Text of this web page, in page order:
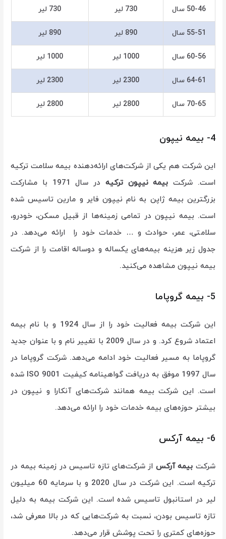
50-46 سال 730 لیر 730 لیر
55-51 سال 890 لیر 890 لیر
60-56 سال 1000 لیر 1000 لیر
64-61 سال 2300 لیر 2300 لیر
70-65 سال 2800 لیر 2800 لیر
4- بیمه نیپون
این شرکت هم یکی از شرکت‌های ارائه‌دهنده بیمه سلامت ترکیه
است. شرکت بیمه نیپون ترکیه
در سال 1971 با مشارکت
بزرگترین بیمه ژاپن به نام نیپون فایر و مارین تاسیس شده
است. بیمه نیپون در تمامی زمینه‌ها از قبیل مسکن، خودرو،
سلامتی، عمر، حوادث و … خدمات خود را ارائه می‌دهد. در
جدول زیر هزینه بیمه‌های یکساله و دوساله اقامت را از شرکت
بیمه نیپون مشاهده می‌کنید.
5- بیمه گروپاما
این شرکت بیمه فعالیت خود را از سال 1924 و با نام بیمه
اعتماد شروع کرد. و در سال 2009 با تغییر نام و با عنوان جدید
گروپاما به مسیر فعالیت خود ادامه می‌دهد. شرکت گروپاما در
سال 1997 موفق به دریافت گواهینامه کیفیت ISO 9001 شده
است. این شرکت بیمه همانند شرکت‌های آنکارا و نیپون در
بیشتر حوزه‌های بیمه خدمات خود را ارائه می‌دهد.
6- بیمه آرکس
شرکت بیمه آرکس از شرکت‌های تازه تاسیس در زمینه بیمه در
ترکیه است. این شرکت در سال 2020 و با سرمایه 60 میلیون
لیر در استانبول تاسیس شده است. این شرکت بیمه به دلیل
تازه تاسیس بودن، نسبت به شرکت‌هایی که در بالا معرفی شد،
حوزه‌های کمتری را تحت پوشش قرار می‌دهد.